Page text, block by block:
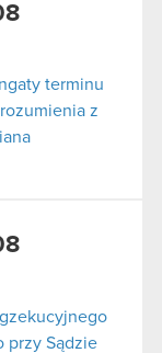
terminu
z
przy Sądzie